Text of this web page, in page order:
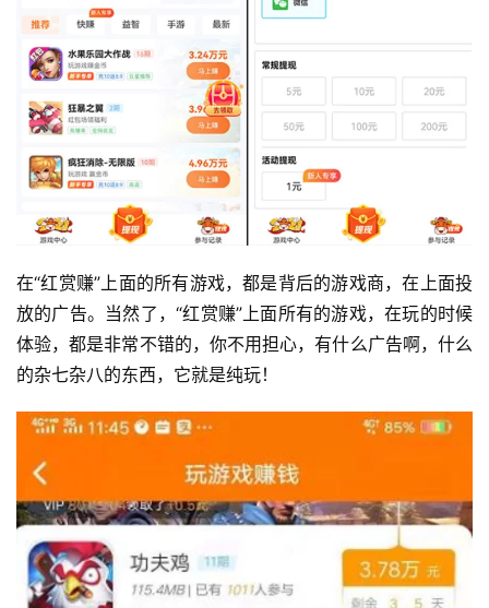
在“红赏赚”上面的所有游戏，都是背后的游戏商，在上面投
放的广告。当然了，“红赏赚”上面所有的游戏，在玩的时候
体验，都是非常不错的，你不用担心，有什么广告啊，什么
的杂七杂八的东西，它就是纯玩！